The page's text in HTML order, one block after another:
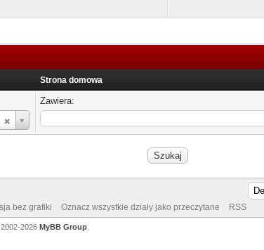
Strona domowa
Zawiera:
bez grafiki Oznacz wszystkie działy jako przeczytane RSS
2026 MyBB Group.